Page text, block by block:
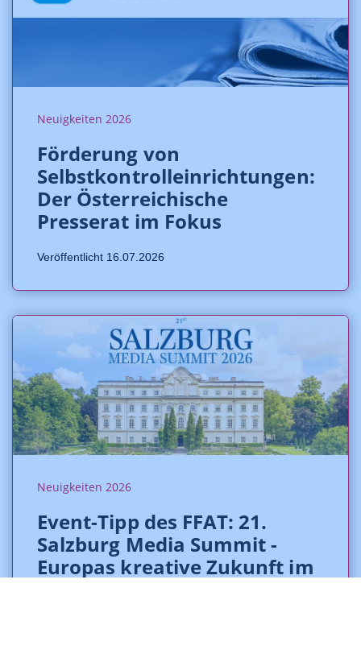
Neuigkeiten 2026
Förderung von
Selbstkontrolleinrichtungen:
Der Österreichische
Presserat im Fokus
Veröffentlicht 16.07.2026
Neuigkeiten 2026
Event-Tipp des FFAT: 21.
Salzburg Media Summit -
Europas kreative Zukunft im